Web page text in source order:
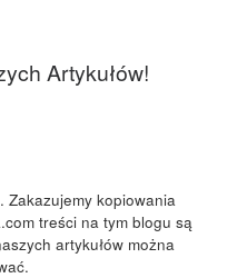
Artykułów!
kopiowania
treści na tym blogu są
artykułów można